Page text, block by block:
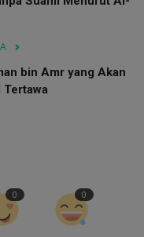
bin Amr yang Akan
Tertawa
0 0